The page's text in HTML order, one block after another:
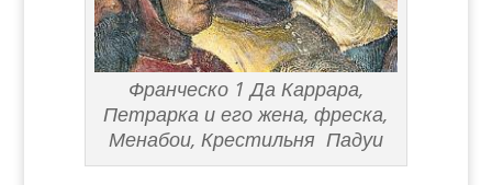
Франческо 1 Да Каррара,
Петрарка и его жена, фреска,
Менабои, Крестильня Падуи